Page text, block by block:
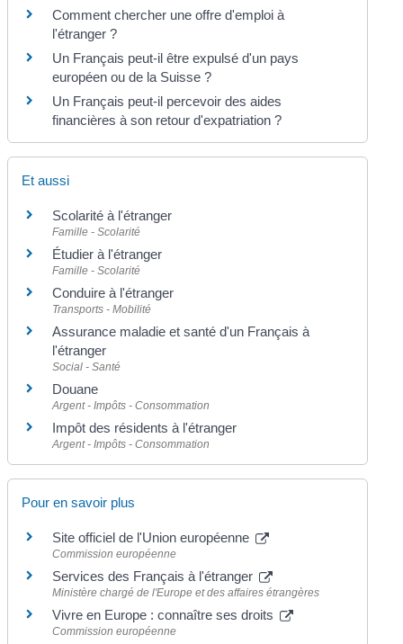
Comment chercher une offre d'emploi à
l'étranger ?
Un Français peut-il être expulsé d'un pays
européen ou de la Suisse ?
Un Français peut-il percevoir des aides
financières à son retour d'expatriation ?
Et aussi
Scolarité à l'étranger
Famille - Scolarité
Étudier à l'étranger
Famille - Scolarité
Conduire à l'étranger
Transports - Mobilité
Assurance maladie et santé d'un Français à
l'étranger
Social - Santé
Douane
Argent - Impôts - Consommation
Impôt des résidents à l'étranger
Argent - Impôts - Consommation
Pour en savoir plus
Site officiel de l'Union européenne
Commission européenne
Services des Français à l'étranger
Ministère chargé de l'Europe et des affaires étrangères
Vivre en Europe : connaître ses droits
Commission européenne